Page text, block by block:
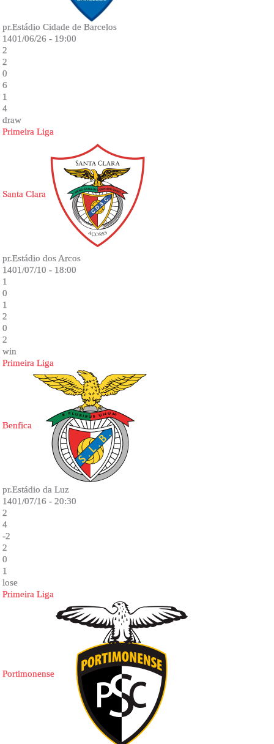
pr.Estádio Cidade de Barcelos
1401/06/26 - 19:00
2
2
0
6
1
4
draw
Primeira Liga
Santa Clara
pr.Estádio dos Arcos
1401/07/10 - 18:00
1
0
1
2
0
2
win
Primeira Liga
Benfica
pr.Estádio da Luz
1401/07/16 - 20:30
2
4
-2
2
0
1
lose
Primeira Liga
Portimonense